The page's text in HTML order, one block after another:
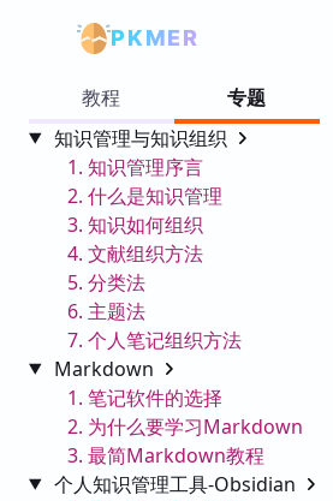
PKMER
教程
专题
知识管理与知识组织
1. 知识管理序言
2. 什么是知识管理
3. 知识如何组织
4. 文献组织方法
5. 分类法
6. 主题法
7. 个人笔记组织方法
Markdown
1. 笔记软件的选择
2. 为什么要学习Markdown
3. 最简Markdown教程
个人知识管理工具-Obsidian